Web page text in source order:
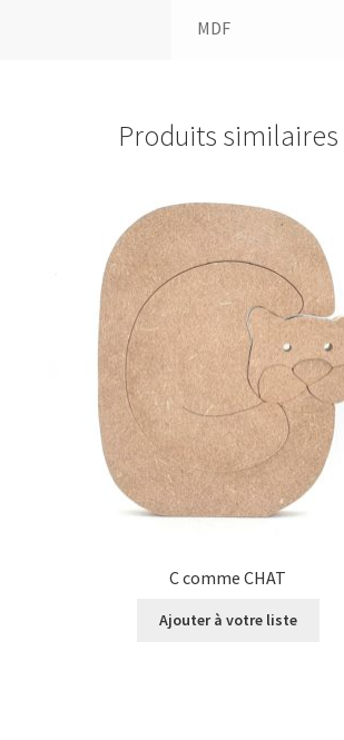
MDF
Produits similaires
C comme CHAT
Ajouter à votre liste